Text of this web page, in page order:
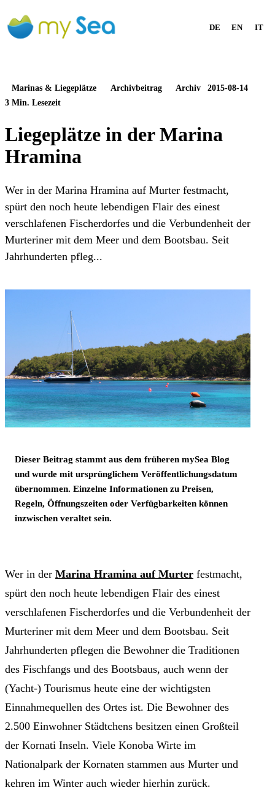
DE EN IT
Marinas & Liegeplätze Archivbeitrag Archiv
2015-08-14
3 Min. Lesezeit
Liegeplätze in der Marina
Hramina
Wer in der Marina Hramina auf Murter festmacht,
spürt den noch heute lebendigen Flair des einest
verschlafenen Fischerdorfes und die Verbundenheit der
Murteriner mit dem Meer und dem Bootsbau. Seit
Jahrhunderten pfleg...
Dieser Beitrag stammt aus dem früheren mySea Blog
und wurde mit ursprünglichem Veröffentlichungsdatum
übernommen. Einzelne Informationen zu Preisen,
Regeln, Öffnungszeiten oder Verfügbarkeiten können
inzwischen veraltet sein.
Wer in der Marina Hramina auf Murter festmacht,
spürt den noch heute lebendigen Flair des einest
verschlafenen Fischerdorfes und die Verbundenheit der
Murteriner mit dem Meer und dem Bootsbau. Seit
Jahrhunderten pflegen die Bewohner die Traditionen
des Fischfangs und des Bootsbaus, auch wenn der
(Yacht-) Tourismus heute eine der wichtigsten
Einnahmequellen des Ortes ist. Die Bewohner des
2.500 Einwohner Städtchens besitzen einen Großteil
der Kornati Inseln. Viele Konoba Wirte im
Nationalpark der Kornaten stammen aus Murter und
kehren im Winter auch wieder hierhin zurück.